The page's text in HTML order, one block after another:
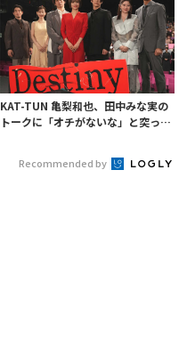
KAT-TUN 亀梨和也、田中みな実の
トークに「オチがないな」と突っ込
Recommended by